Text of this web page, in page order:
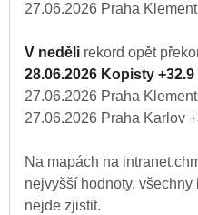
27.06.2026 Praha
V neděli rekord opět
28.06.2026 Kopisty +32.9
27.06.2026 Praha
27.06.2026 Praha Karlov
Na mapách na
nejvyšší hodnoty, všechny
nejde zjistit.